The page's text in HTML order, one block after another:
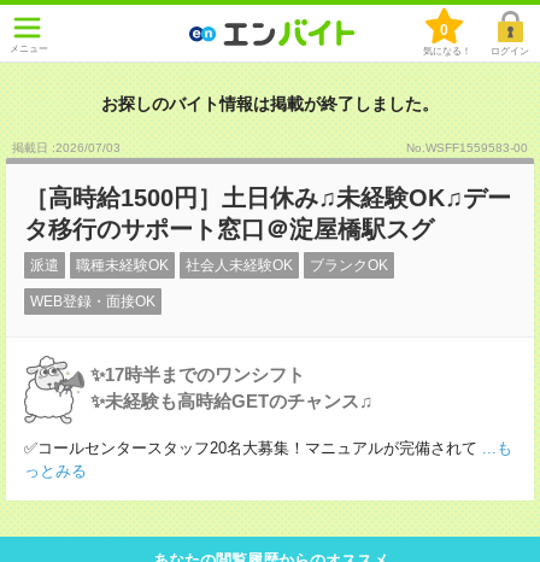
メニュー
0
気になる！ ログイン
お探しのバイト情報は掲載が終了しました。
掲載日 :2026/07/03 No.WSFF1559583-00
［高時給1500円］土日休み♫未経験OK♫デー
タ移行のサポート窓口＠淀屋橋駅スグ
派遣 職種未経験OK 社会人未経験OK ブランクOK
WEB登録・面接OK
✨17時半までのワンシフト
✨未経験も高時給GETのチャンス♫
✅コールセンタースタッフ20名大募集！マニュアルが完備されて ...も
っとみる